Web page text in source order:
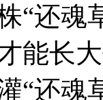
“还魂
能长
“还魂